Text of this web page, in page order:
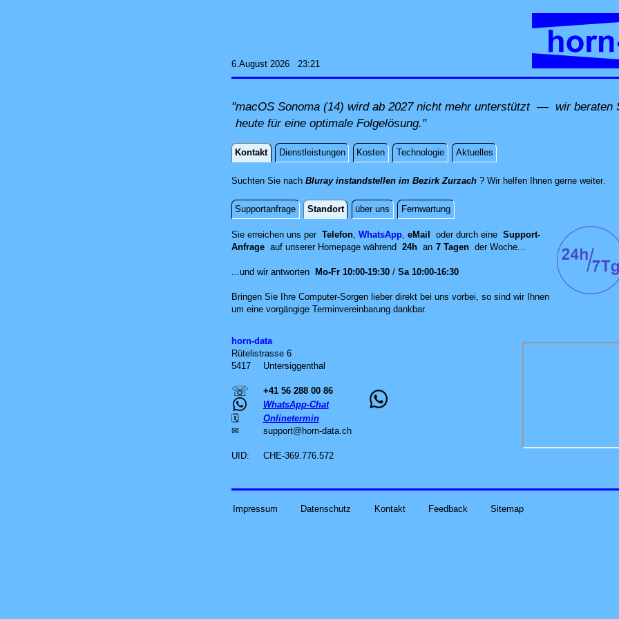
6.August 2026 23:21
"macOS Sonoma (14) wird ab 2027 nicht mehr unterstützt — wir beraten
heute für eine optimale Folgelösung."
Kontakt Dienstleistungen Kosten Technologie Aktuelles
Kontakt
Suchten Sie nach Bluray instandstellen im Bezirk Zurzach? Wir helfen Ihnen gerne weiter.
Supportanfrage Standort über uns Fernwartung
Standort
Sie erreichen uns per Telefon, WhatsApp, eMail oder durch eine Support-
Anfrage auf unserer Homepage während 24h an 7 Tagen der Woche...
...und wir antworten Mo-Fr 10:00-19:30/ Sa 10:00-16:30
Bringen Sie Ihre Computer-Sorgen lieber direkt bei uns vorbei, so sind wir Ih‍nen
um eine vorgängige Terminvereinbarung dankbar.
horn-data
Rütelistrasse 6
5417
Untersiggenthal
☏
+41 56 288 00 86
WhatsApp-Chat
🗓
Onlinetermin
✉
support@horn-data. ch
UID: CHE-369.776.572
Impressum Datenschutz Kontakt Feedback Sitemap